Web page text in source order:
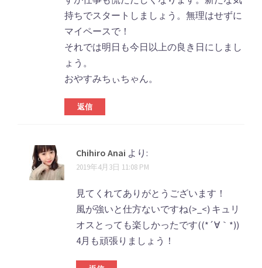
持ちでスタートしましょう。無理はせずに
マイペースで！
それでは明日も今日以上の良き日にしまし
ょう。
おやすみちぃちゃん。
返信
Chihiro Anai より:
2019年4月3日 11:08 PM
見てくれてありがとうございます！
風が強いと仕方ないですね(>_<) キュリ
オスとっても楽しかったです((*´∀｀*))
4月も頑張りましょう！